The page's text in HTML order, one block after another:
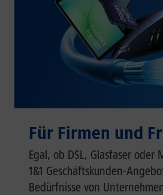
Für Firmen und
Egal, ob DSL, Glasfaser oder
1&1 Geschäftskunden-
Bedürfnisse von